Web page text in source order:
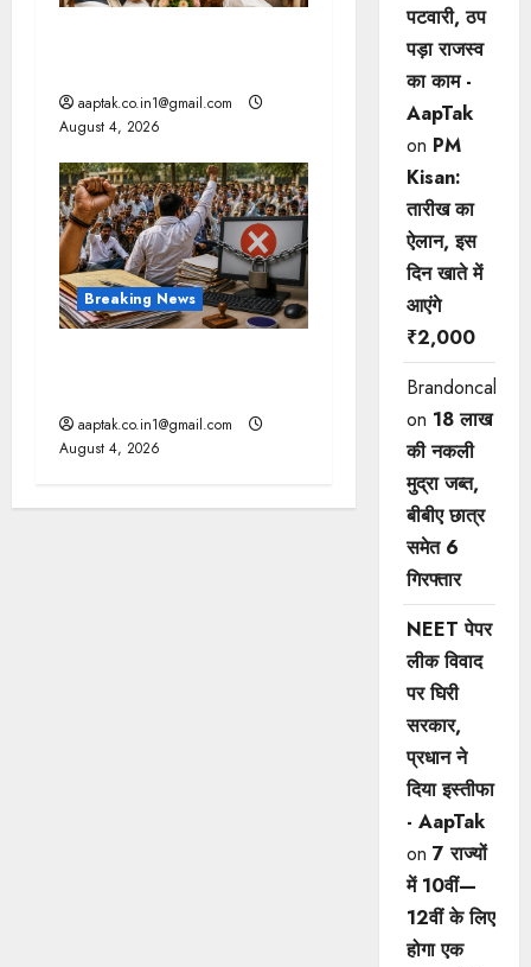
aaptak.co.in1@gmail.com
August 4, 2026
Breaking News
aaptak.co.in1@gmail.com
August 4, 2026
पटवारी, ठप
पड़ा राजस्व
का काम -
AapTak
on PM
Kisan:
तारीख का
ऐलान, इस
दिन खाते में
आएंगे
₹2,000
Brandoncah
on 18 लाख
की नकली
मुद्रा जब्त,
बीबीए छात्र
समेत 6
गिरफ्तार
NEET पेपर
लीक विवाद
पर घिरी
सरकार,
प्रधान ने
दिया इस्तीफा
- AapTak
on 7 राज्यों
में 10वीं—
12वीं ​के लिए
होगा एक